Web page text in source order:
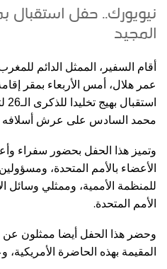
نيويورك.. حفل استقبال
المجيد
أقام السفير، الممثل الدائم
عمر هلال، أمس الأربعاء بمقر
محمد السادس على عرش أسلافه
وتميز هذا الحفل بحضور سفراء
الأعضاء بالأمم المتحدة،
للمنظمة الأممية، وممثلي وسائل
الأمم المتحدة.
وحضر هذا الحفل أيضا ممثلون عن
المقيمة بهذه الحاضرة